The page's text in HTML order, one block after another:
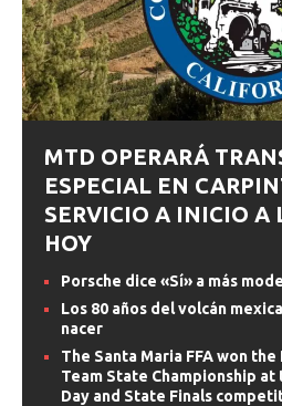
MTD OPERARÁ
ESPECIAL EN
SERVICIO A INICIO A
HOY
Porsche dice «Sí» a más
Los 80 años del volcán
nacer
The Santa Maria FFA won
Team State Championship
Day and State Finals